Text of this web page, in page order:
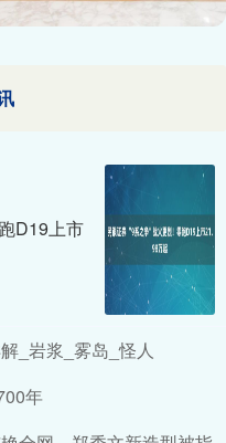
D19上市
_岩浆_雾岛_怪人
年